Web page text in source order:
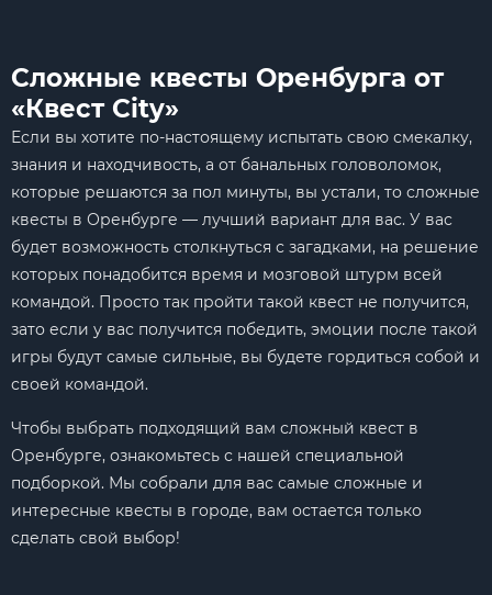
Сложные квесты Оренбурга от
«Квест City»
Если вы хотите по-настоящему испытать свою смекалку,
знания и находчивость, а от банальных головоломок,
которые решаются за пол минуты, вы устали, то сложные
квесты в Оренбурге — лучший вариант для вас. У вас
будет возможность столкнуться с загадками, на решение
которых понадобится время и мозговой штурм всей
командой. Просто так пройти такой квест не получится,
зато если у вас получится победить, эмоции после такой
игры будут самые сильные, вы будете гордиться собой и
своей командой.
Чтобы выбрать подходящий вам сложный квест в
Оренбурге, ознакомьтесь с нашей специальной
подборкой. Мы собрали для вас самые сложные и
интересные квесты в городе, вам остается только
сделать свой выбор!